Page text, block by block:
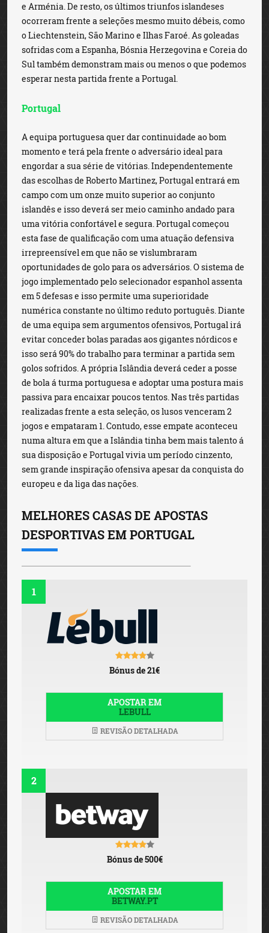
e Arménia. De resto, os últimos triunfos islandeses
ocorreram frente a seleções mesmo muito débeis, como
o Liechtenstein, São Marino e Ilhas Faroé. As goleadas
sofridas com a Espanha, Bósnia Herzegovina e Coreia do
Sul também demonstram mais ou menos o que podemos
esperar nesta partida frente a Portugal.
Portugal
A equipa portuguesa quer dar continuidade ao bom
momento e terá pela frente o adversário ideal para
engordar a sua série de vitórias. Independentemente
das escolhas de Roberto Martinez, Portugal entrará em
campo com um onze muito superior ao conjunto
islandês e isso deverá ser meio caminho andado para
uma vitória confortável e segura. Portugal começou
esta fase de qualificação com uma atuação defensiva
irrepreensível em que não se vislumbraram
oportunidades de golo para os adversários. O sistema de
jogo implementado pelo selecionador espanhol assenta
em 5 defesas e isso permite uma superioridade
numérica constante no último reduto português. Diante
de uma equipa sem argumentos ofensivos, Portugal irá
evitar conceder bolas paradas aos gigantes nórdicos e
isso será 90% do trabalho para terminar a partida sem
golos sofridos. A própria Islândia deverá ceder a posse
de bola á turma portuguesa e adoptar uma postura mais
passiva para encaixar poucos tentos. Nas três partidas
realizadas frente a esta seleção, os lusos venceram 2
jogos e empataram 1. Contudo, esse empate aconteceu
numa altura em que a Islândia tinha bem mais talento á
sua disposição e Portugal vivia um período cinzento,
sem grande inspiração ofensiva apesar da conquista do
europeu e da liga das nações.
MELHORES CASAS DE APOSTAS
DESPORTIVAS EM PORTUGAL
1
Bónus de 21€
APOSTAR EM
LEBULL
REVISÃO DETALHADA
2
Bónus de 500€
APOSTAR EM
BETWAY.PT
REVISÃO DETALHADA